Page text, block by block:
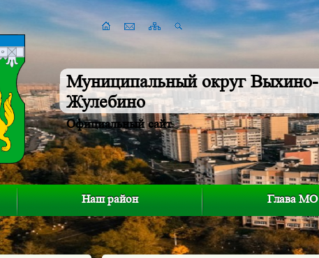
Муниципальный округ Выхино-
Жулебино
Официальный сайт
Наш район Глава МО